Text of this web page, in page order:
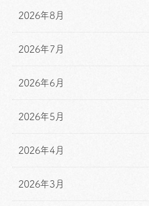
2026年8月
2026年7月
2026年6月
2026年5月
2026年4月
2026年3月